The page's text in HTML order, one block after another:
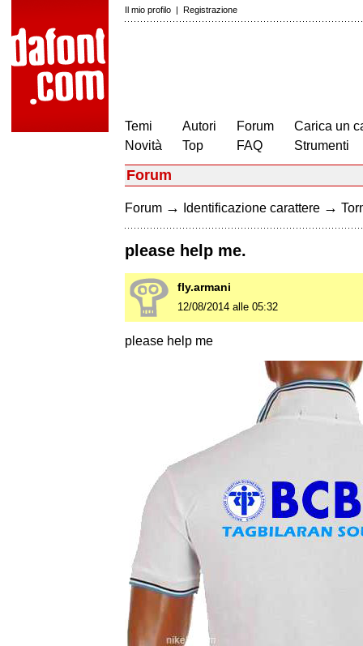
Il mio profilo | Registrazione
Temi
Novità
Autori
Top
Forum
FAQ
Carica un
Strumenti
Forum
Forum → Identificazione carattere →
please help me.
fly.armani
12/08/2014 alle 05:32
please help me